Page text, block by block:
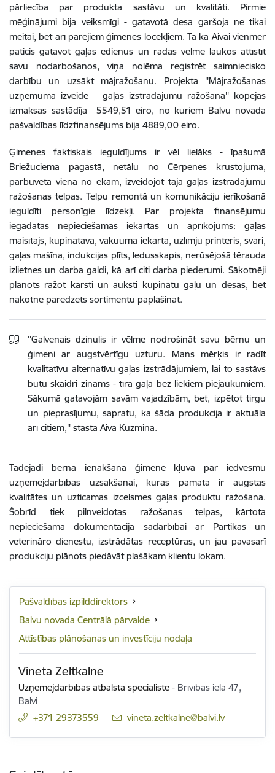
pārliecība par produkta sastāvu un kvalitāti. Pirmie
mēģinājumi bija veiksmīgi - gatavotā desa garšoja ne tikai
meitai, bet arī pārējiem ģimenes locekļiem. Tā kā Aivai vienmēr
paticis gatavot gaļas ēdienus un radās vēlme laukos attīstīt
savu nodarbošanos, viņa nolēma reģistrēt saimniecisko
darbību un uzsākt mājražošanu. Projekta ''Mājražošanas
uzņēmuma izveide – gaļas izstrādājumu ražošana'' kopējās
izmaksas sastādīja 5549,51 eiro, no kuriem Balvu novada
pašvaldības līdzfinansējums bija 4889,00 eiro.
Ģimenes faktiskais ieguldījums ir vēl lielāks - īpašumā
Briežuciema pagastā, netālu no Cērpenes krustojuma,
pārbūvēta viena no ēkām, izveidojot tajā gaļas izstrādājumu
ražošanas telpas. Telpu remontā un komunikāciju ierīkošanā
ieguldīti personīgie līdzekļi. Par projekta finansējumu
iegādātas nepieciešamās iekārtas un aprīkojums: gaļas
maisītājs, kūpinātava, vakuuma iekārta, uzlīmju printeris, svari,
gaļas mašīna, indukcijas plīts, ledusskapis, nerūsējošā tērauda
izlietnes un darba galdi, kā arī citi darba piederumi. Sākotnēji
plānots ražot karsti un auksti kūpinātu gaļu un desas, bet
nākotnē paredzēts sortimentu paplašināt.
''Galvenais dzinulis ir vēlme nodrošināt savu bērnu un
ģimeni ar augstvērtīgu uzturu. Mans mērķis ir radīt
kvalitatīvu alternatīvu gaļas izstrādājumiem, lai to sastāvs
būtu skaidri zināms - tīra gaļa bez liekiem piejaukumiem.
Sākumā gatavojām savām vajadzībām, bet, izpētot tirgu
un pieprasījumu, sapratu, ka šāda produkcija ir aktuāla
arī citiem,'' stāsta Aiva Kuzmina.
Tādējādi bērna ienākšana ģimenē kļuva par iedvesmu
uzņēmējdarbības uzsākšanai, kuras pamatā ir augstas
kvalitātes un uzticamas izcelsmes gaļas produktu ražošana.
Šobrīd tiek pilnveidotas ražošanas telpas, kārtota
nepieciešamā dokumentācija sadarbībai ar Pārtikas un
veterināro dienestu, izstrādātas receptūras, un jau pavasarī
produkciju plānots piedāvāt plašākam klientu lokam.
Pašvaldības izpilddirektors
Balvu novada Centrālā pārvalde
Attīstības plānošanas un investīciju nodaļa
Vineta Zeltkalne
Uzņēmējdarbības atbalsta speciāliste - Brīvības iela 47,
Balvi
+371 29373559
E-pasts:
vineta.zeltkalne@balvi.lv